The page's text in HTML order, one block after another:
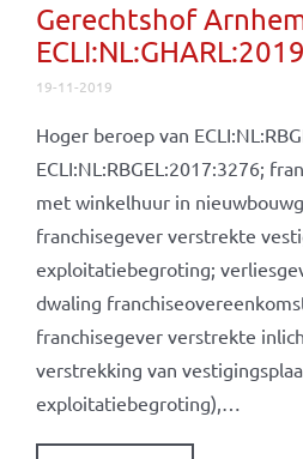
Gerechtshof
19-11-2019
Hoger beroep van
ECLI:NL:RBGEL:2017:3276;
met winkelhuur in
franchisegever verstrekte
exploitatiebegroting;
dwaling
franchisegever verstrekte
verstrekking van
exploitatiebegroting),…